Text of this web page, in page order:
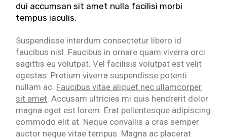
dui accumsan sit amet nulla facilisi morbi
tempus iaculis.
Suspendisse interdum consectetur libero id
faucibus nisl. Faucibus in ornare quam viverra orci
sagittis eu volutpat. Vel facilisis volutpat est velit
egestas. Pretium viverra suspendisse potenti
nullam ac. Faucibus vitae aliquet nec ullamcorper
sit amet . Accusam ultricies mi quis hendrerit dolor
magna eget est lorem. Erat pellentesque adipiscing
commodo elit at. Neque convallis a cras semper
auctor neque vitae tempus. Magna ac placerat